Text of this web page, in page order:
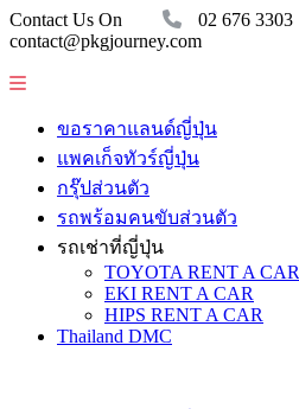
Contact Us On
02 676 3303
contact@pkgjourney.com
ขอราคาแลนด์ญี่ปุ่น
แพคเก็จทัวร์ญี่ปุ่น
กรุ๊ปส่วนตัว
รถพร้อมคนขับส่วนตัว
รถเช่าที่ญี่ปุ่น
TOYOTA RENT A CAR
EKI RENT A CAR
HIPS RENT A CAR
Thailand DMC